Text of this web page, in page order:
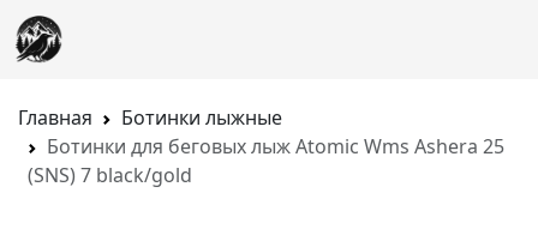
Главная
Ботинки лыжные
Ботинки для беговых лыж Atomic Wms Ashera 25
(SNS) 7 black/gold